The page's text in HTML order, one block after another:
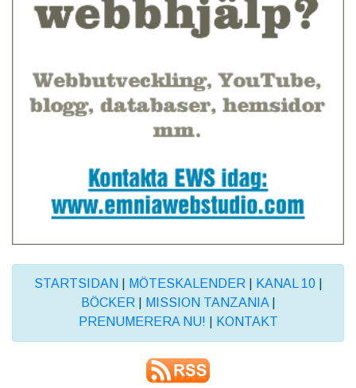
STARTSIDAN MÖTESKALENDER KANAL 10|
BÖCKER
MISSION TANZANIA|
PRENUMERERA NU!
KONTAKT